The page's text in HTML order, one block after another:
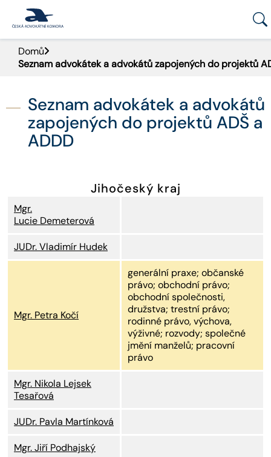
PORTÁL ČAK
DOKUMENTY A FORMULÁŘE
ADVOKÁTNÍ DENÍK
Domů
Seznam advokátek a advokátů zapojených do projektů
Seznam advokátek a advokátů
zapojených do projektů ADŠ a
ADDD
Jihočeský kraj
Mgr.
Lucie Demeterová
JUDr. Vladimír Hudek
Mgr. Petra Kočí
generální praxe; občanské
právo; obchodní právo;
obchodní společnosti,
družstva; trestní právo;
rodinné právo, výchova,
výživné; rozvody; společné
jmění manželů; pracovní
právo
Mgr. Nikola Lejsek
Tesařová
JUDr. Pavla Martínková
Mgr. Jiří Podhajský